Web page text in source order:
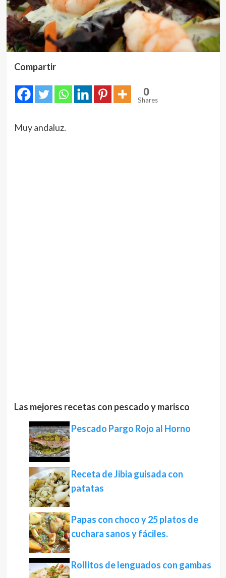
Compartir
0
Shares
Muy andaluz.
Las mejores recetas con pescado y marisco
Pescado Pargo Rojo al Horno
Receta de Jibia guisada con
patatas
Papas con choco y 25 platos de
cuchara sanos y fáciles.
Rollitos de lenguados con gambas